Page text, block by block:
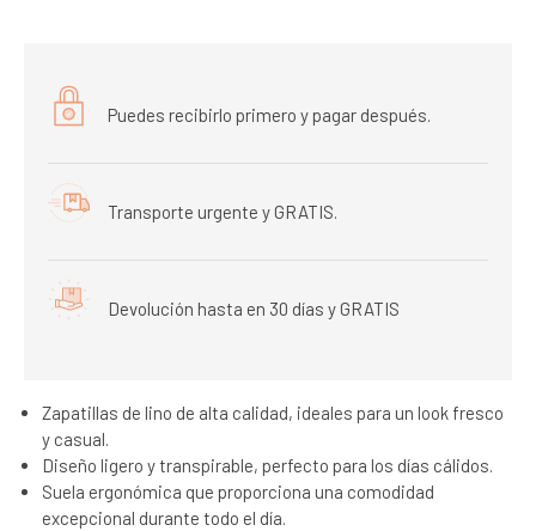
Puedes recibirlo primero y pagar después.
Transporte urgente y GRATIS.
Devolución hasta en 30 días y GRATIS
Zapatillas de lino de alta calidad, ideales para un look fresco
y casual.
Diseño ligero y transpirable, perfecto para los días cálidos.
Suela ergonómica que proporciona una comodidad
excepcional durante todo el día.